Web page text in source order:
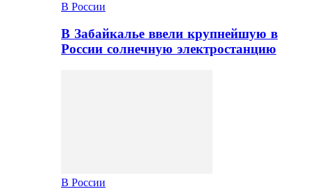
В России
В Забайкалье ввели крупнейшую в
России солнечную электростанцию
В России